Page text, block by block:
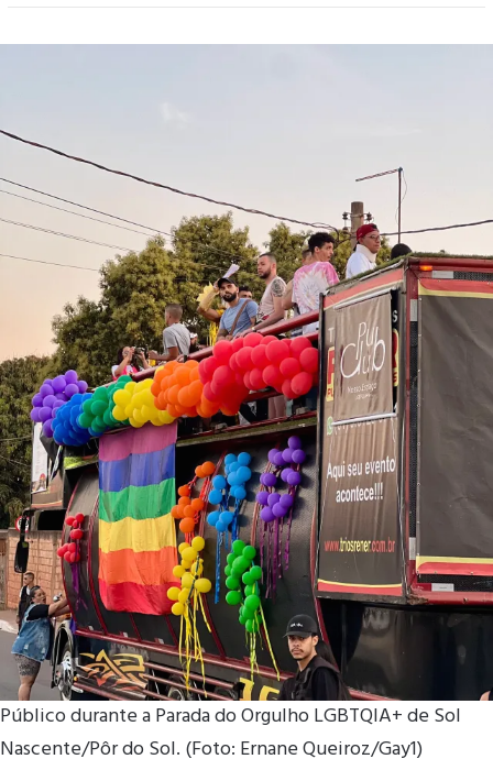
Público durante a Parada do Orgulho LGBTQIA+ de Sol
Nascente/Pôr do Sol. (Foto: Ernane Queiroz/Gay1)